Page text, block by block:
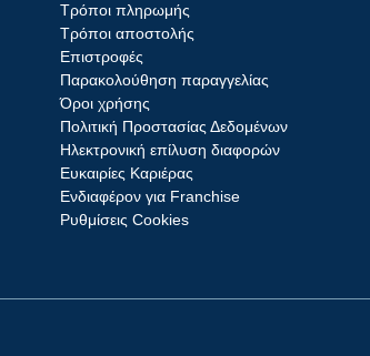
Τρόποι πληρωμής
Τρόποι αποστολής
Επιστροφές
Παρακολούθηση παραγγελίας
Όροι χρήσης
Πολιτική Προστασίας Δεδομένων
Ηλεκτρονική επίλυση διαφορών
Ευκαιρίες Καριέρας
Ενδιαφέρον για Franchise
Ρυθμίσεις Cookies